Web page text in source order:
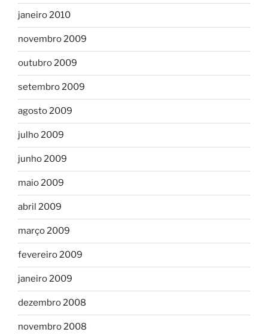
janeiro 2010
novembro 2009
outubro 2009
setembro 2009
agosto 2009
julho 2009
junho 2009
maio 2009
abril 2009
março 2009
fevereiro 2009
janeiro 2009
dezembro 2008
novembro 2008